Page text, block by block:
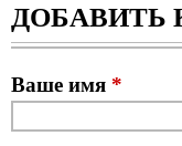
ДОБАВИТЬ
Ваше имя *